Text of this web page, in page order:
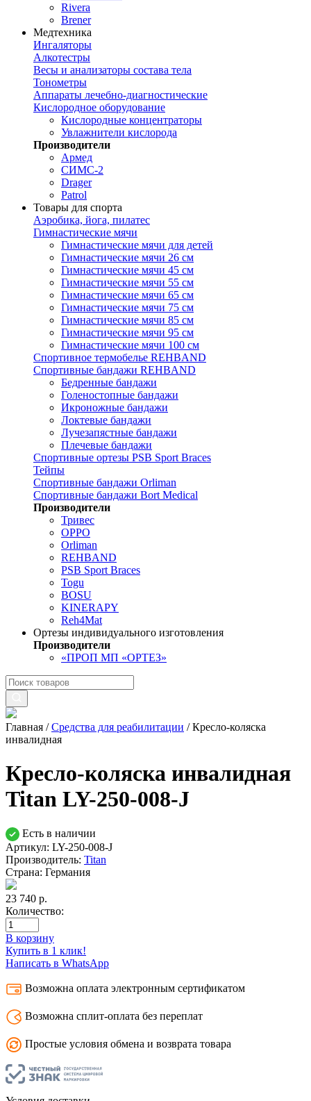
Rivera
Brener
Медтехника
Ингаляторы
Алкотестры
Весы и анализаторы состава тела
Тонометры
Аппараты лечебно-диагностические
Кислородное оборудование
Кислородные концентраторы
Увлажнители кислорода
Производители
Армед
СИМС-2
Drager
Patrol
Товары для спорта
Аэробика, йога, пилатес
Гимнастические мячи
Гимнастические мячи для детей
Гимнастические мячи 26 см
Гимнастические мячи 45 см
Гимнастические мячи 55 см
Гимнастические мячи 65 см
Гимнастические мячи 75 см
Гимнастические мячи 85 см
Гимнастические мячи 95 см
Гимнастические мячи 100 см
Спортивное термобелье REHBAND
Спортивные бандажи REHBAND
Бедренные бандажи
Голеностопные бандажи
Икроножные бандажи
Локтевые бандажи
Лучезапястные бандажи
Плечевые бандажи
Спортивные ортезы PSB Sport Braces
Тейпы
Спортивные бандажи Orliman
Спортивные бандажи Bort Medical
Производители
Тривес
OPPO
Orliman
REHBAND
PSB Sport Braces
Togu
BOSU
KINERAPY
Reh4Mat
Ортезы индивидуального изготовления
Производители
«ПРОП МП «ОРТЕЗ»
Главная /Средства для реабилитации /Кресло-коляска
инвалидная
Кресло-коляска инвалидная
Titan LY-250-008-J
Есть в наличии
Артикул: LY-250-008-J
Производитель: Titan
Страна: Германия
23 740 р.
Количество:
В корзину
Купить в 1 клик!
Написать в WhatsApp
Возможна оплата электронным сертификатом
Возможна сплит-оплата без переплат
Простые условия обмена и возврата товара